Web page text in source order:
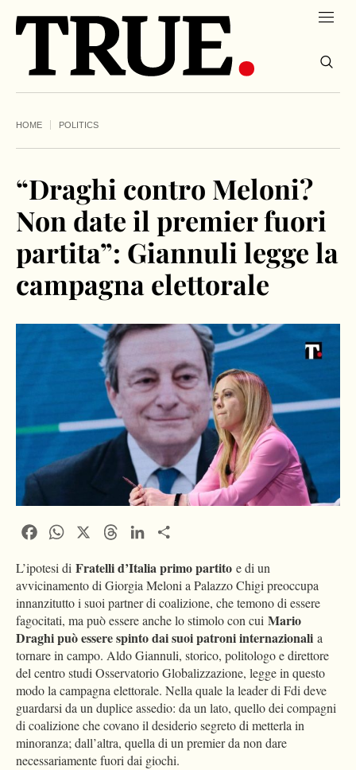
HOME POLITICS
“Draghi contro Meloni?
Non date il premier fuori
partita”: Giannuli legge la
campagna elettorale
FacebookWhatsApp ThreadsLinkedIn
L’ipotesi di Fratelli d’Italia primo partito e di un
avvicinamento di Giorgia Meloni a Palazzo Chigi preoccupa
innanzitutto i suoi partner di coalizione, che temono di essere
fagocitati, ma può essere anche lo stimolo con cui Mario
Draghi può essere spinto dai suoi patroni internazionali a
tornare in campo. Aldo Giannuli, storico, politologo e direttore
del centro studi Osservatorio Globalizzazione, legge in questo
modo la campagna elettorale. Nella quale la leader di Fdi deve
guardarsi da un duplice assedio: da un lato, quello dei compagni
di coalizione che covano il desiderio segreto di metterla in
minoranza; dall’altra, quella di un premier da non dare
necessariamente fuori dai giochi.